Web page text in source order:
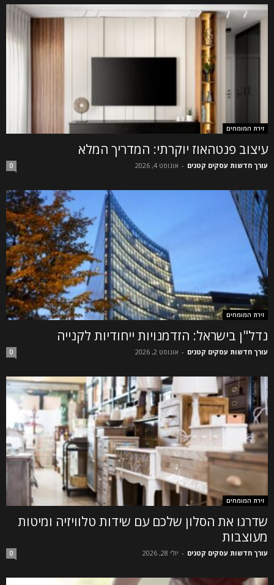
זירת המומחים
עיצוב פנטהאוז יוקרתי: המדריך המלא
עורך חדשות עסקים קטנים - אוגוסט 4, 2026 0
זירת המומחים
נדל"ן בישראל: הזדמנויות ייחודיות לקנייה
עורך חדשות עסקים קטנים - אוגוסט 2, 2026 0
זירת המומחים
שדרגו את הסלון שלכם עם שידות טלוויזיה ומיטות
מעוצבות
עורך חדשות עסקים קטנים - יולי 28, 2026 0